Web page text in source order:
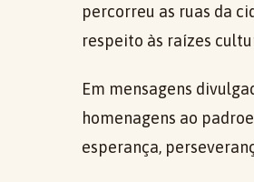
percorreu as ruas da
respeito às raízes
Em mensagens
homenagens ao
esperança,